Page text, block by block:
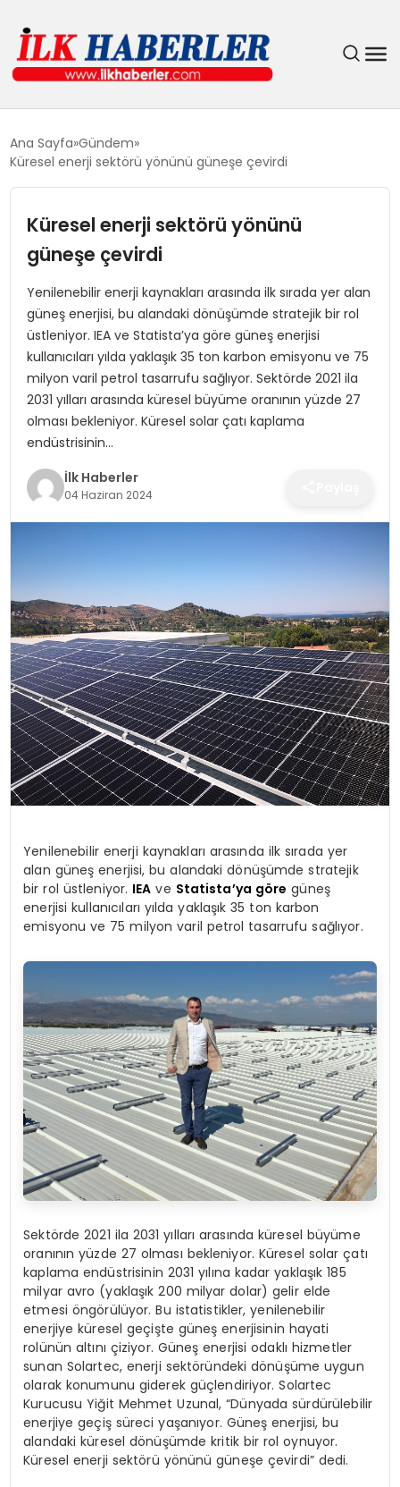
EKONOMI
GÜNDEM
MAGAZIN
SIYASET
SPOR
Ana Sayfa Gündem
Küresel enerji sektörü yönünü güneşe çevirdi
Küresel enerji sektörü yönünü
güneşe çevirdi
Yenilenebilir enerji kaynakları arasında ilk sırada yer alan
güneş enerjisi, bu alandaki dönüşümde stratejik bir rol
üstleniyor. IEA ve Statista’ya göre güneş enerjisi
kullanıcıları yılda yaklaşık 35 ton karbon emisyonu ve 75
milyon varil petrol tasarrufu sağlıyor. Sektörde 2021 ila
2031 yılları arasında küresel büyüme oranının yüzde 27
olması bekleniyor. Küresel solar çatı kaplama
endüstrisinin…
İlk Haberler
04 Haziran 2024
Yenilenebilir enerji kaynakları arasında ilk sırada yer
alan güneş enerjisi, bu alandaki dönüşümde stratejik
bir rol üstleniyor. IEA ve Statista’ya göre güneş
enerjisi kullanıcıları yılda yaklaşık 35 ton karbon
emisyonu ve 75 milyon varil petrol tasarrufu sağlıyor.
Sektörde 2021 ila 2031 yılları arasında küresel büyüme
oranının yüzde 27 olması bekleniyor. Küresel solar çatı
kaplama endüstrisinin 2031 yılına kadar yaklaşık 185
milyar avro (yaklaşık 200 milyar dolar) gelir elde
etmesi öngörülüyor. Bu istatistikler, yenilenebilir
enerjiye küresel geçişte güneş enerjisinin hayati
rolünün altını çiziyor. Güneş enerjisi odaklı hizmetler
sunan Solartec, enerji sektöründeki dönüşüme uygun
olarak konumunu giderek güçlendiriyor. Solartec
Kurucusu Yiğit Mehmet Uzunal, “Dünyada sürdürülebilir
enerjiye geçiş süreci yaşanıyor. Güneş enerjisi, bu
alandaki küresel dönüşümde kritik bir rol oynuyor.
Küresel enerji sektörü yönünü güneşe çevirdi” dedi.